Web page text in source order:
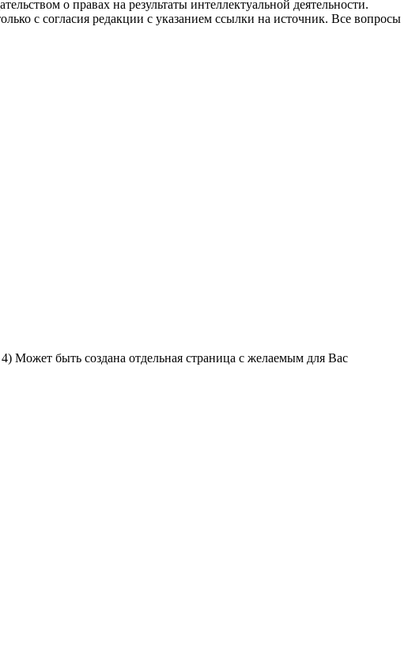
о правах на результаты интеллектуальной деятельности.
с согласия редакции с указанием ссылки на источник. Все вопросы
Может быть создана отдельная страница с желаемым для Вас